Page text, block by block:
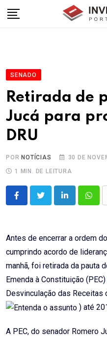
SENADO
Retirada de
Jucá para
DRU
POR NOTÍCIAS
30 DE
1 MIN. DE LEITURA
LinkedIn
Antes de encerrar a ordem
cumprindo acordo de
manhã, foi retirada da pauta
Emenda à Constituição (PEC)
Desvinculação das Receitas
) até
A PEC, do senador Romero